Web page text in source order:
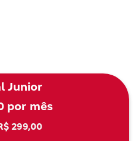
Junior
por mês
299,00